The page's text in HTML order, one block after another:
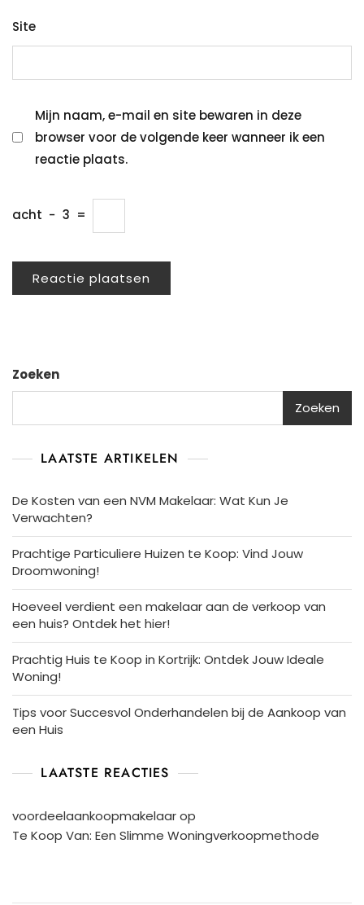
Site
Mijn naam, e-mail en site bewaren in deze
browser voor de volgende keer wanneer ik een
reactie plaats.
acht − 3 =
Zoeken
Zoeken
LAATSTE ARTIKELEN
De Kosten van een NVM Makelaar: Wat Kun Je
Verwachten?
Prachtige Particuliere Huizen te Koop: Vind Jouw
Droomwoning!
Hoeveel verdient een makelaar aan de verkoop van
een huis? Ontdek het hier!
Prachtig Huis te Koop in Kortrijk: Ontdek Jouw Ideale
Woning!
Tips voor Succesvol Onderhandelen bij de Aankoop van
een Huis
LAATSTE REACTIES
voordeelaankoopmakelaarop
Te Koop Van: Een Slimme Woningverkoopmethode